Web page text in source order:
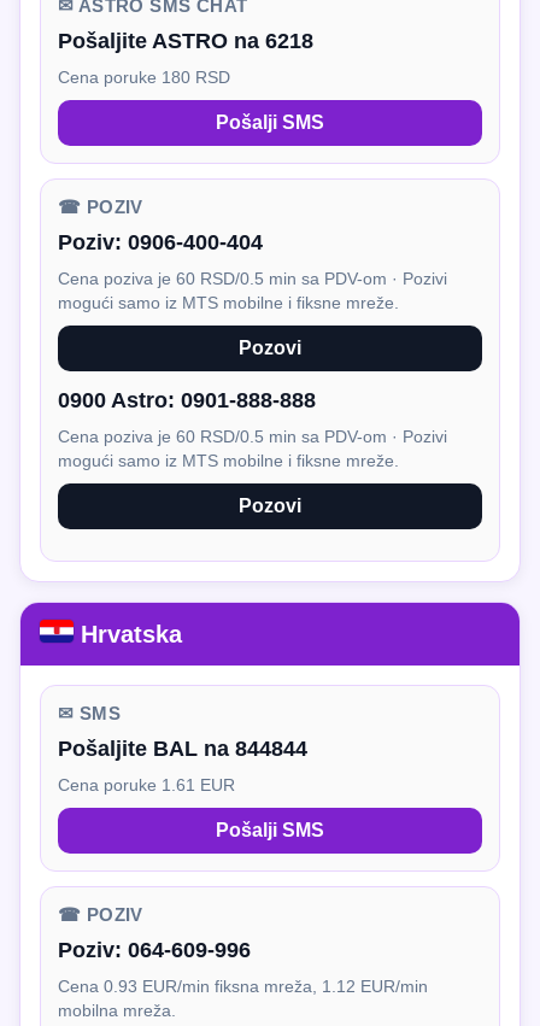
✉ ASTRO SMS CHAT
Pošaljite ASTRO na 6218
Cena poruke 180 RSD
Pošalji SMS
☎ POZIV
Poziv: 0906-400-404
Cena poziva je 60 RSD/0.5 min sa PDV-om · Pozivi
mogući samo iz MTS mobilne i fiksne mreže.
Pozovi
0900 Astro: 0901-888-888
Cena poziva je 60 RSD/0.5 min sa PDV-om · Pozivi
mogući samo iz MTS mobilne i fiksne mreže.
Pozovi
Hrvatska
✉ SMS
Pošaljite BAL na 844844
Cena poruke 1.61 EUR
Pošalji SMS
☎ POZIV
Poziv: 064-609-996
Cena 0.93 EUR/min fiksna mreža, 1.12 EUR/min
mobilna mreža.